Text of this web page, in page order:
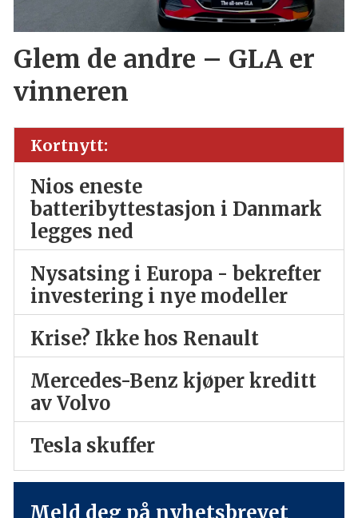
Glem de andre – GLA er
vinneren
Kortnytt:
Nios eneste
batteribyttestasjon i Danmark
legges ned
Nysatsing i Europa - bekrefter
investering i nye modeller
Krise? Ikke hos Renault
Mercedes-Benz kjøper kreditt
av Volvo
Tesla skuffer
Meld deg på nyhetsbrevet